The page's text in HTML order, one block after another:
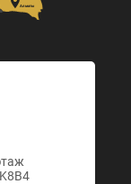
Алматы